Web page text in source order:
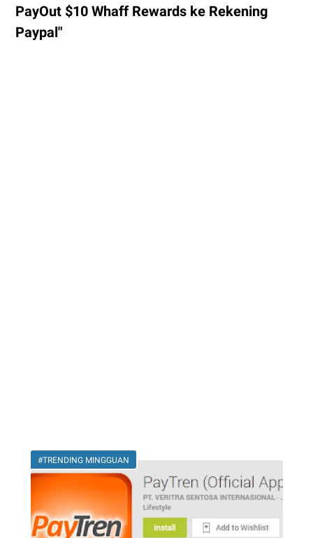
PayOut $10 Whaff Rewards ke Rekening
Paypal"
#TRENDING MINGGUAN